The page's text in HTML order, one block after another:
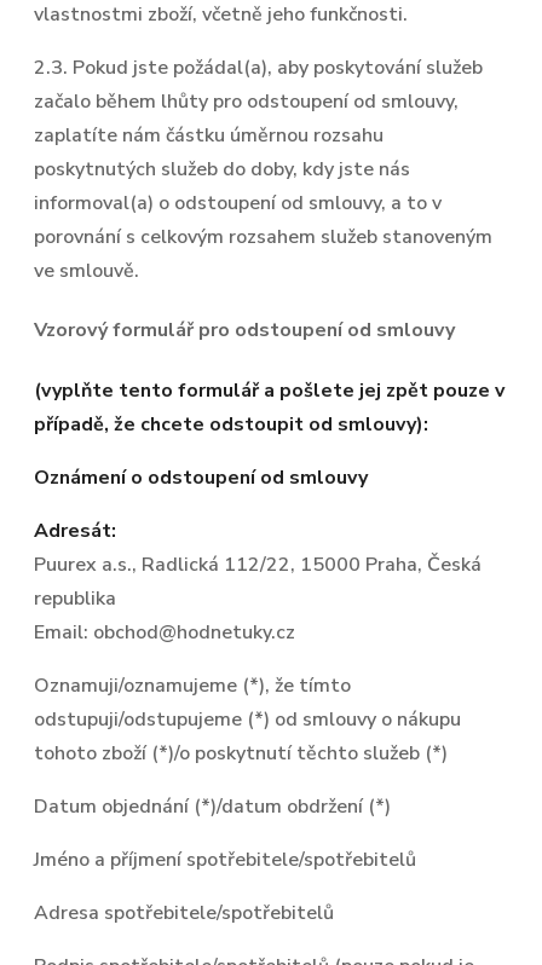
vlastnostmi zboží, včetně jeho funkčnosti.
2.3. Pokud jste požádal(a), aby poskytování služeb
začalo během lhůty pro odstoupení od smlouvy,
zaplatíte nám částku úměrnou rozsahu
poskytnutých služeb do doby, kdy jste nás
informoval(a) o odstoupení od smlouvy, a to v
porovnání s celkovým rozsahem služeb stanoveným
ve smlouvě.
Vzorový formulář pro odstoupení od smlouvy
(vyplňte tento formulář a pošlete jej zpět pouze v
případě, že chcete odstoupit od smlouvy):
Oznámení o odstoupení od smlouvy
Adresát:
Puurex a.s., Radlická 112/22, 15000 Praha, Česká
republika
Email: obchod@hodnetuky.cz
Oznamuji/oznamujeme (*), že tímto
odstupuji/odstupujeme (*) od smlouvy o nákupu
tohoto zboží (*)/o poskytnutí těchto služeb (*)
Datum objednání (*)/datum obdržení (*)
Jméno a příjmení spotřebitele/spotřebitelů
Adresa spotřebitele/spotřebitelů